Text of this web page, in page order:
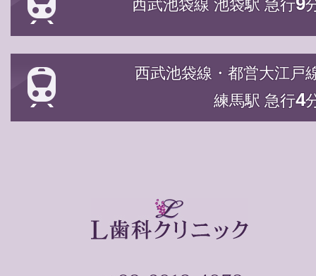
西武池袋線 池袋駅 急行
西武池袋線・都営大江戸
練馬駅 急行4